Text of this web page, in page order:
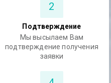
2
Подтверждение
Мы высылаем Вам
подтверждение получения
заявки